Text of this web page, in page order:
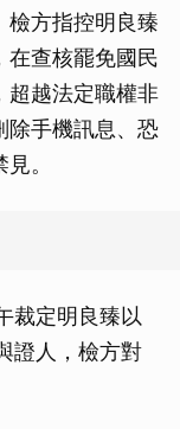
檢方指控明良臻
在查核罷免國民
超越法定職權非
除手機訊息、恐
。
裁定明良臻以
證人，檢方對